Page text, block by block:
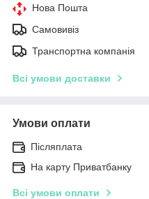
Нова Пошта
Самовивіз
Транспортна компанія
Всі умови доставки
Умови оплати
Післяплата
На карту Приватбанку
Всі умови оплати